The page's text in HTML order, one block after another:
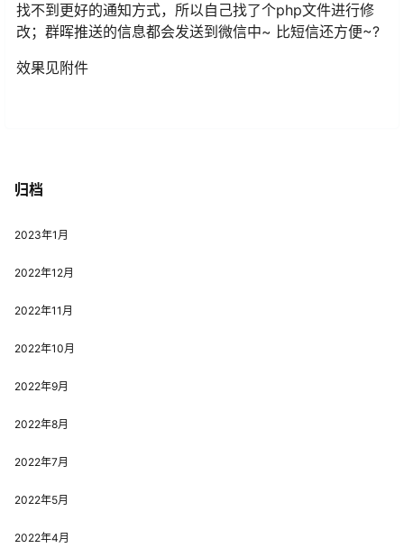
找不到更好的通知方式，所以自己找了个php文件进行修
改；群晖推送的信息都会发送到微信中~ 比短信还方便~?
效果见附件
归档
2023年1月
2022年12月
2022年11月
2022年10月
2022年9月
2022年8月
2022年7月
2022年5月
2022年4月